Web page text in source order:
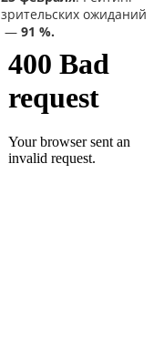
зрительских ожиданий
— 91 %.